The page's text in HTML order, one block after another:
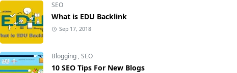
SEO
What is EDU Backlink
Sep 17, 2018
Blogging ,SEO
10 SEO Tips For New Blogs